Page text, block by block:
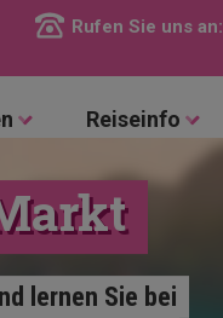
Rufen Sie uns an:
Reiseinfo
lernen Sie bei